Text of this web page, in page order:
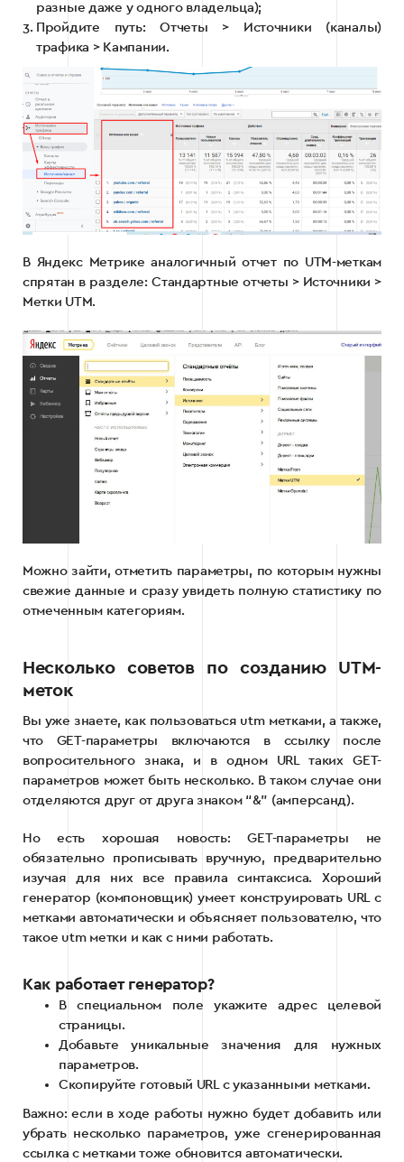
разные даже у одного владельца);
Пройдите путь: Отчеты > Источники (каналы)
трафика > Кампании.
В Яндекс Метрике аналогичный отчет по UTM-меткам
спрятан в разделе: Стандартные отчеты > Источники >
Метки UTM.
Можно зайти, отметить параметры, по которым нужны
свежие данные и сразу увидеть полную статистику по
отмеченным категориям.
Несколько советов по созданию UTM-
меток
Вы уже знаете, как пользоваться utm метками, а также,
что GET-параметры включаются в ссылку после
вопросительного знака, и в одном URL таких GET-
параметров может быть несколько. В таком случае они
отделяются друг от друга знаком “&” (амперсанд).
Но есть хорошая новость: GET-параметры не
обязательно прописывать вручную, предварительно
изучая для них все правила синтаксиса. Хороший
генератор (компоновщик) умеет конструировать URL с
метками автоматически и объясняет пользователю, что
такое utm метки и как с ними работать.
Как работает генератор?
В специальном поле укажите адрес целевой
страницы.
Добавьте уникальные значения для нужных
параметров.
Скопируйте готовый URL с указанными метками.
Важно: если в ходе работы нужно будет добавить или
убрать несколько параметров, уже сгенерированная
ссылка с метками тоже обновится автоматически.